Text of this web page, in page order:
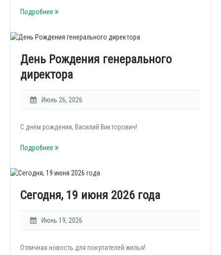
Подробнее
День Рождения генерального
директора
Июнь 26, 2026
С днём рождения, Василий Викторович!
Подробнее
Сегодня, 19 июня 2026 года
Июнь 19, 2026
Отличная новость для покупателей жилья!